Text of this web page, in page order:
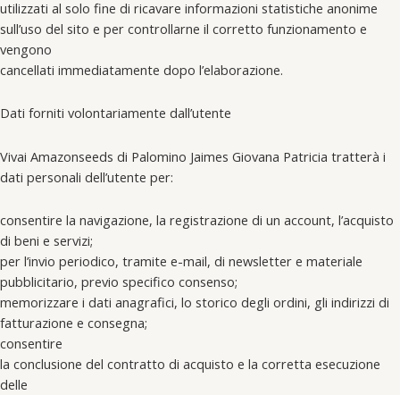
utilizzati al solo fine di ricavare informazioni statistiche anonime
sull’uso del sito e per controllarne il corretto funzionamento e
vengono
cancellati immediatamente dopo l’elaborazione.
Dati forniti volontariamente dall’utente
Vivai Amazonseeds di Palomino Jaimes Giovana Patricia tratterà i
dati personali dell’utente per:
consentire la navigazione, la registrazione di un account, l’acquisto
di beni e servizi;
per l’invio periodico, tramite e-mail, di newsletter e materiale
pubblicitario, previo specifico consenso;
memorizzare i dati anagrafici, lo storico degli ordini, gli indirizzi di
fatturazione e consegna;
consentire
la conclusione del contratto di acquisto e la corretta esecuzione
delle